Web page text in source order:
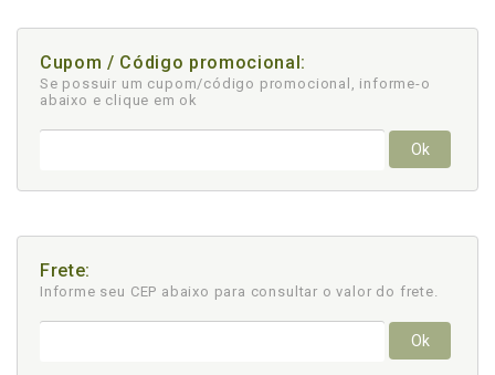
Cupom / Código promocional:
Se possuir um cupom/código promocional, informe-o
abaixo e clique em ok
Ok
Frete:
Informe seu CEP abaixo para consultar o valor do frete.
Ok